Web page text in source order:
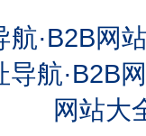
·B2B网
航·B2B
网站大